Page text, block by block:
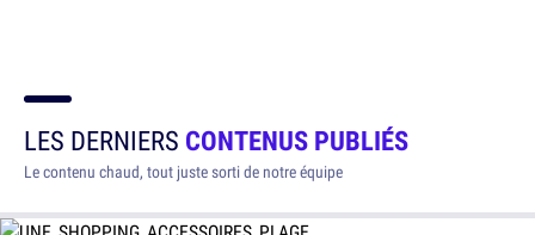
LES DERNIERS CONTENUS PUBLIÉS
Le contenu chaud, tout juste sorti de notre équipe